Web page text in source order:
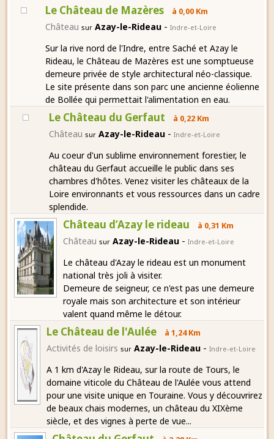
Le Château de Mazères à 0,00 Km
Château sur Azay-le-Rideau -Indre-et-Loire
Sur la rive nord de l'Indre, entre Saché et Azay le
Rideau, le Château de Mazères est une somptueuse
demeure privée de style architectural néo-classique.
Le site présente dans son parc une ancienne éolienne
de Bollée qui permettait l'alimentation en eau.
Le Château du Gerfaut à 0,22 Km
Château sur Azay-le-Rideau -Indre-et-Loire
Au coeur d'un sublime environnement forestier, le
château du Gerfaut accueille le public dans ses
chambres d'hôtes. Venez visiter les châteaux de la
Loire environnants et vous ressources dans un cadre
splendide.
Château d’Azay le rideau à 0,31 Km
Château sur Azay-le-Rideau - Indre-et-Loire
Le château d'Azay le rideau est un monument
national très joli à visiter.
Demeure de seigneur, ce n'est pas une demeure
royale mais son architecture et son intérieur
valent quand même le détour.
Le Château de l'Aulée à 1,24 Km
Activités de loisirs sur Azay-le-Rideau - Indre-et-Loire
A 1 km d'Azay le Rideau, sur la route de Tours, le
domaine viticole du Château de l'Aulée vous attend
pour une visite unique en Touraine. Vous y découvrirez
de beaux chais modernes, un château du XIXème
siècle, et des vignes à perte de vue...